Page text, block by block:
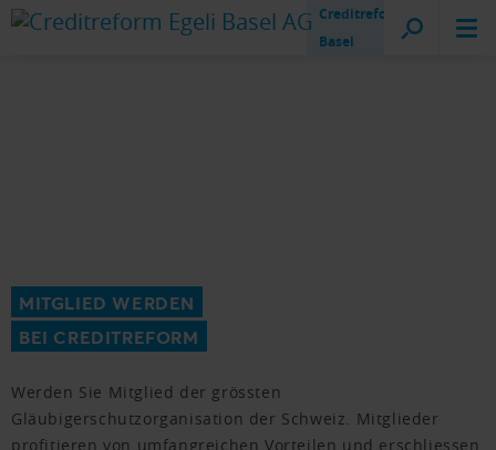
Creditreform
Basel
MITGLIED WERDEN
BEI CREDITREFORM
Werden Sie Mitglied der grössten
Gläubigerschutzorganisation der Schweiz. Mitglieder
profitieren von umfangreichen Vorteilen und erschliessen